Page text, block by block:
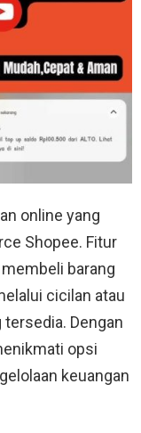
online yang
Shopee. Fitur
barang
cicilan atau
Dengan
opsi
keuangan